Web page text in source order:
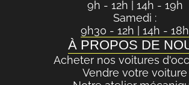
9h - 12h | 14h - 19h
Samedi :
9h30 - 12h | 14h - 18h
À PROPOS DE
Acheter nos voitures
Vendre votre voiture